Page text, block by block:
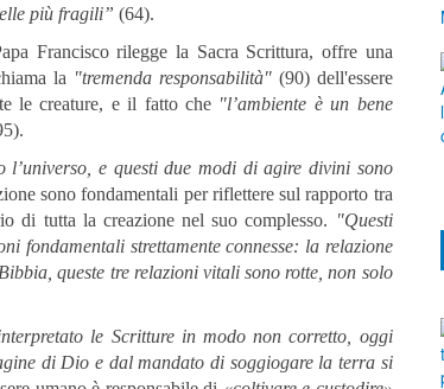
più fragili” (64).
Francisco rilegge la Sacra Scrittura, offre una
la "tremenda responsabilità" (90) dell'essere
le creature, e il fatto che "l’ambiente è un bene
e questi due modi di agire divini sono
sono fondamentali per riflettere sul rapporto tra
di tutta la creazione nel suo complesso. "Questi
fondamentali strettamente connesse: la relazione
queste tre relazioni vitali sono rotte, non solo
le Scritture in modo non corretto, oggi
di Dio e dal mandato di soggiogare la terra si